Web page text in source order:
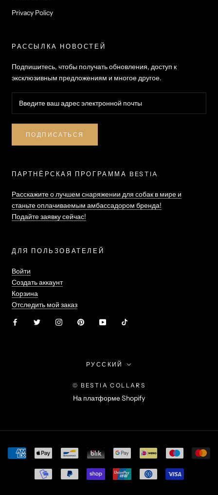
Privacy Policy
РАССЫЛКА НОВОСТЕЙ
Подпишитесь, чтобы получать обновления, доступ к
эксклюзивным предложениям и многое другое.
ПОДПИСАТЬСЯ
ПАРТНЁРСКАЯ ПРОГРАММА BESTIA
Расскажите о лучшем снаряжении для собак в мире и
станьте оплачиваемым амбассадором бренда!
Подайте заявку сейчас!
ДЛЯ ПОЛЬЗОВАТЕЛЕЙ
Войти
Создать аккаунт
Корзина
Отследить мой заказ
Язык
РУССКИЙ
© BESTIA COLLARS
На платформе Shopify